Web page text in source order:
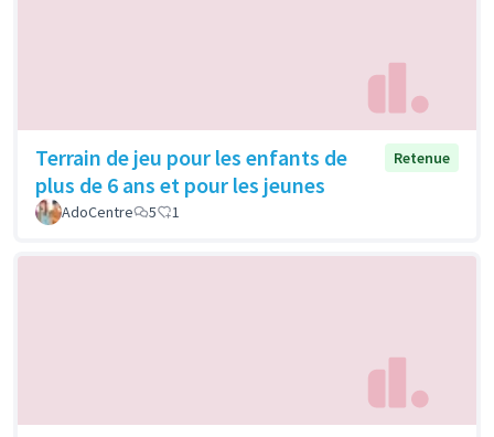
Terrain de jeu pour les enfants de
plus de 6 ans et pour les jeunes
Retenue
AdoCentre 5 1